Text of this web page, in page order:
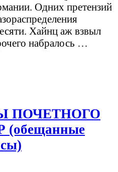
Одних претензий
Хайнц аж взвыл
набралось …
ПОЧЕТНОГО